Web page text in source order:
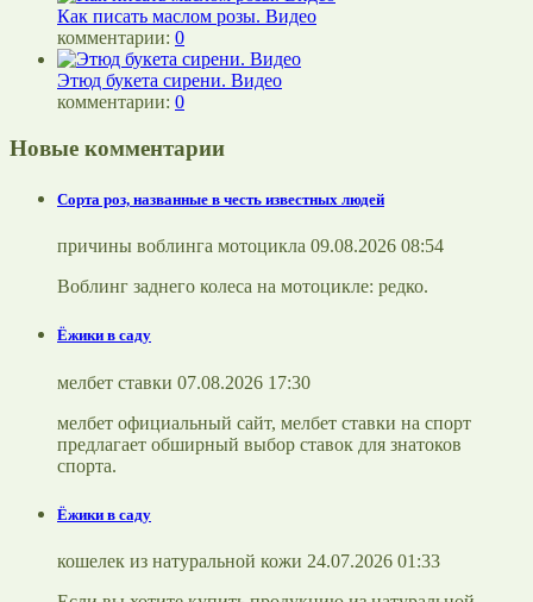
Как писать маслом розы. Видео
комментарии: 0
Этюд букета сирени. Видео
комментарии: 0
Новые комментарии
Сорта роз, названные в честь известных людей
причины воблинга мотоцикла 09.08.2026 08:54
Воблинг заднего колеса на мотоцикле: редко.
Ёжики в саду
мелбет ставки 07.08.2026 17:30
мелбет официальный сайт, мелбет ставки на спорт
предлагает обширный выбор ставок для знатоков
спорта.
Ёжики в саду
кошелек из натуральной кожи 24.07.2026 01:33